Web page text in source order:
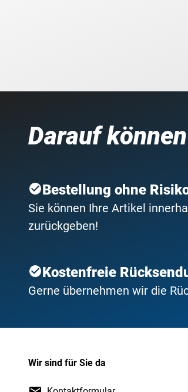
Darauf
Bestellung ohne
Sie können Ihre Artikel
zurückgeben!
Kostenfreie
Gerne übernehmen wir die
Wir sind für Sie da